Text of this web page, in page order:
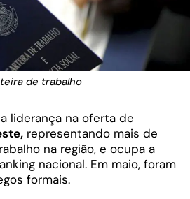
de trabalho
liderança na oferta de
representando mais de
na região, e ocupa a
nacional. Em maio, foram
formais.